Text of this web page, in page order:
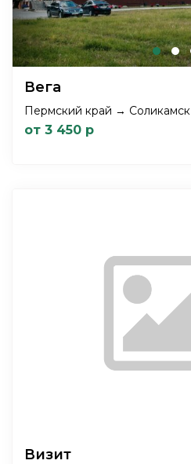
Вега
Пермский край → Соликамск
от 3 450 р
Визит